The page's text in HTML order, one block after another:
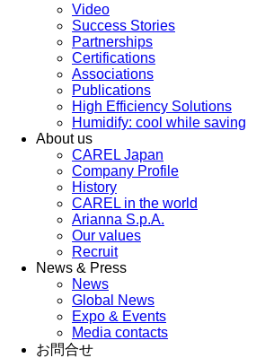
Video
Success Stories
Partnerships
Certifications
Associations
Publications
High Efficiency Solutions
Humidify: cool while saving
About us
CAREL Japan
Company Profile
History
CAREL in the world
Arianna S.p.A.
Our values
Recruit
News & Press
News
Global News
Expo & Events
Media contacts
お問合せ